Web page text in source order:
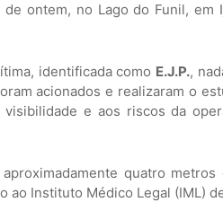
ontem, no Lago do Funil, em
identificada como E.J.P.,
acionados e realizaram o
e aos riscos da
quatro
ao Instituto Médico Legal (IML)